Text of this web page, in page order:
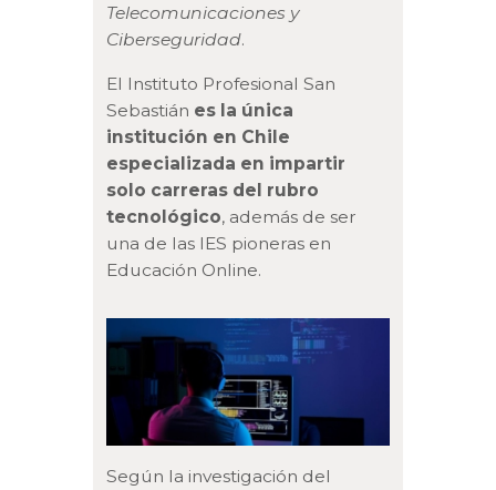
Telecomunicaciones y
Ciberseguridad.
El Instituto Profesional San
Sebastián es la única
institución en Chile
especializada en impartir
solo carreras del rubro
tecnológico, además de ser
una de las IES pioneras en
Educación Online.
Según la investigación del